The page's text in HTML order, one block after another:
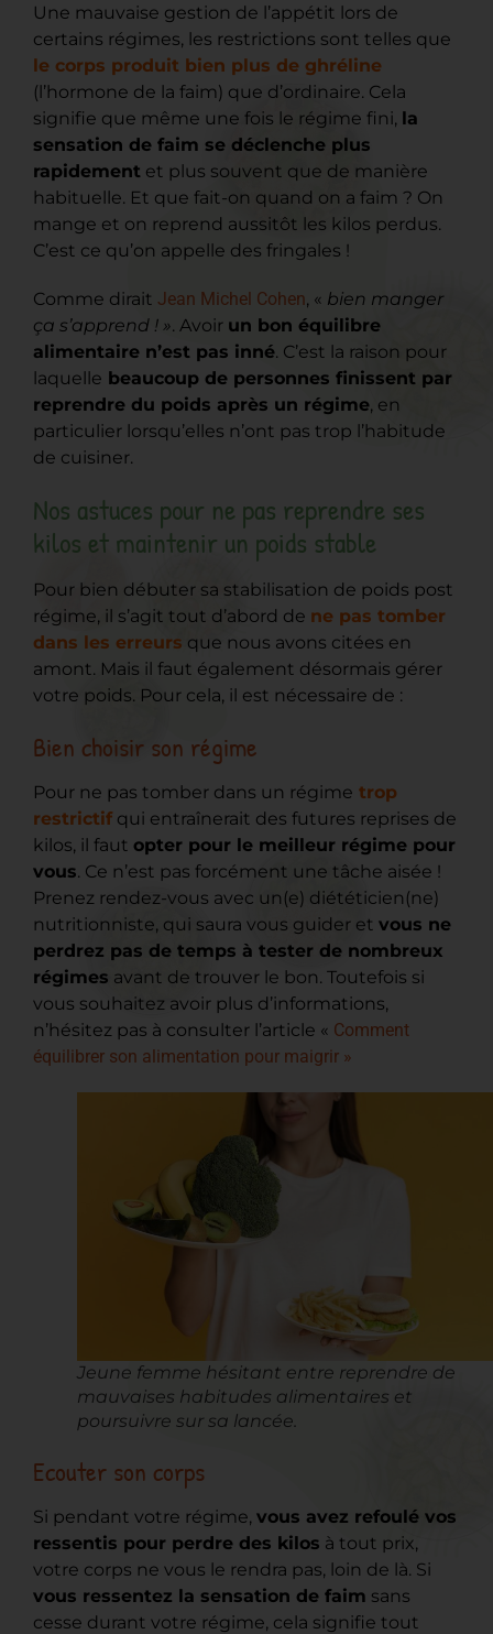
Une mauvaise gestion de l’appétit lors de
certains régimes, les restrictions sont telles que
le corps produit bien plus de ghréline
(l’hormone de la faim) que d’ordinaire. Cela
signifie que même une fois le régime fini, la
sensation de faim se déclenche plus
rapidement et plus souvent que de manière
habituelle. Et que fait-on quand on a faim ? On
mange et on reprend aussitôt les kilos perdus.
C’est ce qu’on appelle des fringales !
Comme dirait Jean Michel Cohen, « bien manger
ça s’apprend ! ». Avoir un bon équilibre
alimentaire n’est pas inné. C’est la raison pour
laquelle beaucoup de personnes finissent par
reprendre du poids après un régime, en
particulier lorsqu’elles n’ont pas trop l’habitude
de cuisiner.
Nos astuces pour ne pas reprendre ses
kilos et maintenir un poids stable
Pour bien débuter sa stabilisation de poids post
régime, il s’agit tout d’abord de ne pas tomber
dans les erreurs que nous avons citées en
amont. Mais il faut également désormais gérer
votre poids. Pour cela, il est nécessaire de :
Bien choisir son régime
Pour ne pas tomber dans un régime trop
restrictif qui entraînerait des futures reprises de
kilos, il faut opter pour le meilleur régime pour
vous. Ce n’est pas forcément une tâche aisée !
Prenez rendez-vous avec un(e) diététicien(ne)
nutritionniste, qui saura vous guider et vous ne
perdrez pas de temps à tester de nombreux
régimes avant de trouver le bon. Toutefois si
vous souhaitez avoir plus d’informations,
n’hésitez pas à consulter l’article « Comment
équilibrer son alimentation pour maigrir »
Jeune femme hésitant entre reprendre de
mauvaises habitudes alimentaires et
poursuivre sur sa lancée.
Ecouter son corps
Si pendant votre régime, vous avez refoulé vos
ressentis pour perdre des kilos à tout prix,
votre corps ne vous le rendra pas, loin de là. Si
vous ressentez la sensation de faim sans
cesse durant votre régime, cela signifie tout